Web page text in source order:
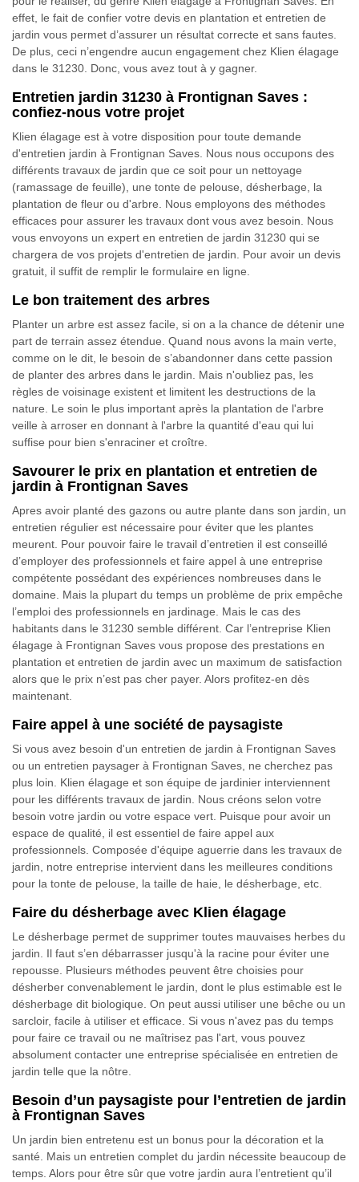
effet, le fait de confier votre devis en plantation et entretien de
jardin vous permet d’assurer un résultat correcte et sans fautes.
De plus, ceci n’engendre aucun engagement chez Klien élagage
dans le 31230. Donc, vous avez tout à y gagner.
Entretien jardin 31230 à Frontignan Saves :
confiez-nous votre projet
Klien élagage est à votre disposition pour toute demande
d'entretien jardin à Frontignan Saves. Nous nous occupons des
différents travaux de jardin que ce soit pour un nettoyage
(ramassage de feuille), une tonte de pelouse, désherbage, la
plantation de fleur ou d'arbre. Nous employons des méthodes
efficaces pour assurer les travaux dont vous avez besoin. Nous
vous envoyons un expert en entretien de jardin 31230 qui se
chargera de vos projets d'entretien de jardin. Pour avoir un devis
gratuit, il suffit de remplir le formulaire en ligne.
Le bon traitement des arbres
Planter un arbre est assez facile, si on a la chance de détenir une
part de terrain assez étendue. Quand nous avons la main verte,
comme on le dit, le besoin de s’abandonner dans cette passion
de planter des arbres dans le jardin. Mais n'oubliez pas, les
règles de voisinage existent et limitent les destructions de la
nature. Le soin le plus important après la plantation de l'arbre
veille à arroser en donnant à l'arbre la quantité d'eau qui lui
suffise pour bien s'enraciner et croître.
Savourer le prix en plantation et entretien de
jardin à Frontignan Saves
Apres avoir planté des gazons ou autre plante dans son jardin, un
entretien régulier est nécessaire pour éviter que les plantes
meurent. Pour pouvoir faire le travail d’entretien il est conseillé
d’employer des professionnels et faire appel à une entreprise
compétente possédant des expériences nombreuses dans le
domaine. Mais la plupart du temps un problème de prix empêche
l’emploi des professionnels en jardinage. Mais le cas des
habitants dans le 31230 semble différent. Car l’entreprise Klien
élagage à Frontignan Saves vous propose des prestations en
plantation et entretien de jardin avec un maximum de satisfaction
alors que le prix n’est pas cher payer. Alors profitez-en dès
maintenant.
Faire appel à une société de paysagiste
Si vous avez besoin d'un entretien de jardin à Frontignan Saves
ou un entretien paysager à Frontignan Saves, ne cherchez pas
plus loin. Klien élagage et son équipe de jardinier interviennent
pour les différents travaux de jardin. Nous créons selon votre
besoin votre jardin ou votre espace vert. Puisque pour avoir un
espace de qualité, il est essentiel de faire appel aux
professionnels. Composée d'équipe aguerrie dans les travaux de
jardin, notre entreprise intervient dans les meilleures conditions
pour la tonte de pelouse, la taille de haie, le désherbage, etc.
Faire du désherbage avec Klien élagage
Le désherbage permet de supprimer toutes mauvaises herbes du
jardin. Il faut s’en débarrasser jusqu'à la racine pour éviter une
repousse. Plusieurs méthodes peuvent être choisies pour
désherber convenablement le jardin, dont le plus estimable est le
désherbage dit biologique. On peut aussi utiliser une bêche ou un
sarcloir, facile à utiliser et efficace. Si vous n'avez pas du temps
pour faire ce travail ou ne maîtrisez pas l'art, vous pouvez
absolument contacter une entreprise spécialisée en entretien de
jardin telle que la nôtre.
Besoin d’un paysagiste pour l’entretien de jardin
à Frontignan Saves
Un jardin bien entretenu est un bonus pour la décoration et la
santé. Mais un entretien complet du jardin nécessite beaucoup de
temps. Alors pour être sûr que votre jardin aura l’entretient qu’il